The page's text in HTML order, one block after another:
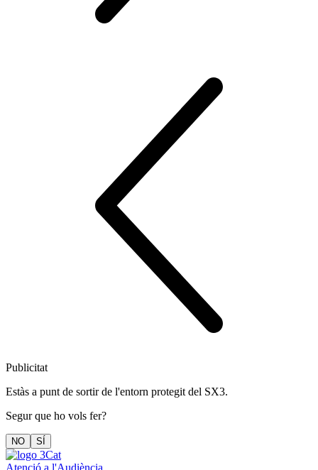
Publicitat
Estàs a punt de sortir de l'entorn protegit del SX3.
Segur que ho vols fer?
NO SÍ
Atenció a l'Audiència